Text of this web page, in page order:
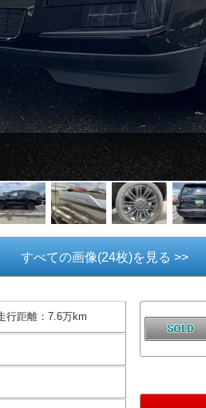
すべての画像(24枚)を見る >>
行距離： 7.6万km